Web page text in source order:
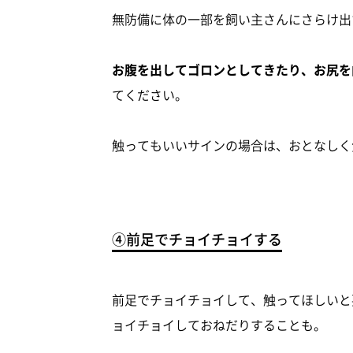
無防備に体の一部を飼い主さんにさらけ
お腹を出してゴロンとしてきたり、お尻
てください。
触ってもいいサインの場合は、おとなし
④前足でチョイチョイする
前足でチョイチョイして、触ってほしい
ョイチョイしておねだりすることも。